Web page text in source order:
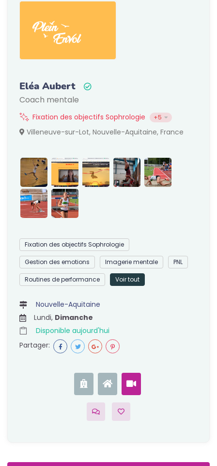
Eléa Aubert
Coach mentale
Fixation des objectifs Sophrologie +5
Villeneuve-sur-Lot, Nouvelle-Aquitaine, France
Fixation des objectifs Sophrologie
Gestion des emotions Imagerie mentale PNL
Routines de performance Voir tout
Nouvelle-Aquitaine
Lundi, Dimanche
Disponible aujourd'hui
Partager: